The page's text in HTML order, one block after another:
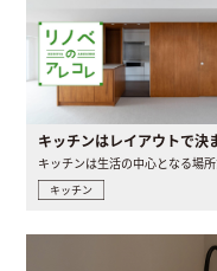
キッチン